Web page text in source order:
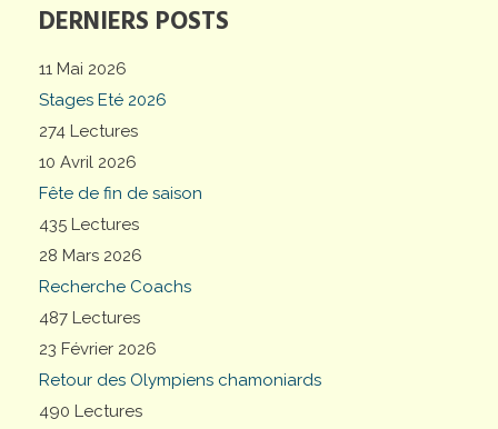
DERNIERS POSTS
11 Mai 2026
Stages Eté 2026
274 Lectures
10 Avril 2026
Fête de fin de saison
435 Lectures
28 Mars 2026
Recherche Coachs
487 Lectures
23 Février 2026
Retour des Olympiens chamoniards
490 Lectures